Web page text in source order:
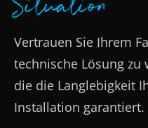
Vertrauen Sie Ihrem
technische Lösung zu
die die Langlebigkeit
Installation garantiert.